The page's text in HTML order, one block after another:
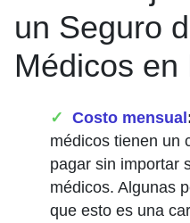
un Seguro
Médicos en
Costo mensual
médicos tienen un
pagar sin importar
médicos. Algunas
que esto es una